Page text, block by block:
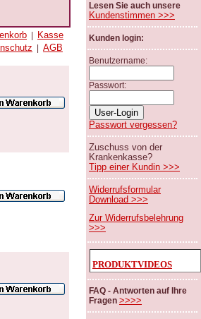
Kasse
AGB
Lesen Sie auch unsere
Kundenstimmen >>>
Kunden login:
Benutzername:
Passwort:
Passwort vergessen?
Zuschuss von der
Krankenkasse?
Tipp einer Kundin >>>
Widerrufsformular
Download >>>
Zur Widerrufsbelehrung
>>>
PRODUKTVIDEOS
FAQ - Antworten auf Ihre
Fragen >>>>